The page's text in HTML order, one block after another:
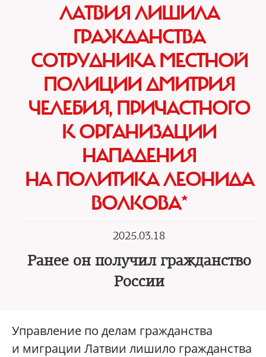
ЛАТВИЯ ЛИШИЛА
ГРАЖДАНСТВА
СОТРУДНИКА МЕСТНОЙ
ПОЛИЦИИ ДМИТРИЯ
ЧЕЛЕБИЯ, ПРИЧАСТНОГО
К ОРГАНИЗАЦИИ
НАПАДЕНИЯ
НА ПОЛИТИКА ЛЕОНИДА
ВОЛКОВА*
2025.03.18
Ранее он получил гражданство
России
Управление по делам гражданства
и миграции Латвии лишило гражданства